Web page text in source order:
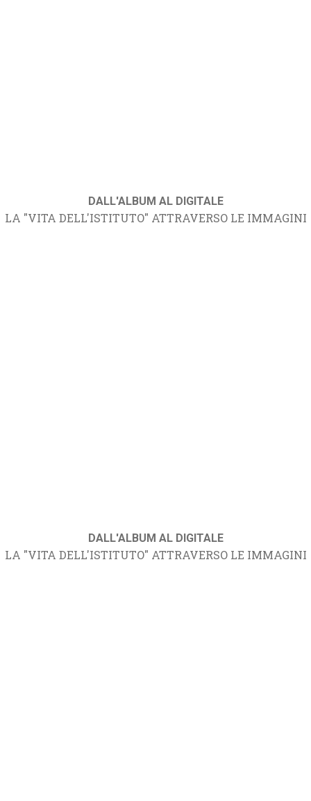
DALL'ALBUM AL DIGITALE
LA "VITA DELL'ISTITUTO" ATTRAVERSO LE IMMAGINI
DALL'ALBUM AL DIGITALE
LA "VITA DELL'ISTITUTO" ATTRAVERSO LE IMMAGINI